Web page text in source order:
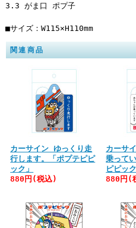
3.3 がま口 ポプ子
■サイズ：W115×H110mm
関連商品
カーサイン ゆっくり走
行します。「ポプテピピ
ック」
880円(税込)
カーサ
乗って
ピピック
880円(